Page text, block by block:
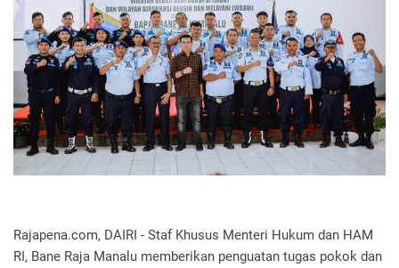
Rajapena.com, DAIRI - Staf Khusus Menteri Hukum dan HAM
RI, Bane Raja Manalu memberikan penguatan tugas pokok dan